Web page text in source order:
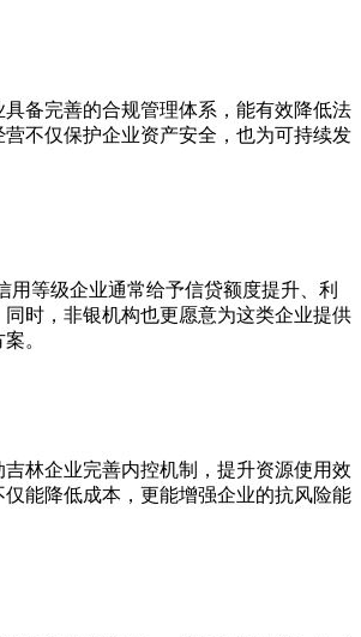
备完善的合规管理体系，能有效降低法
不仅保护企业资产安全，也为可持续发
用等级企业通常给予信贷额度提升、利
时，非银机构也更愿意为这类企业提供
。
林企业完善内控机制，提升资源使用效
能降低成本，更能增强企业的抗风险能